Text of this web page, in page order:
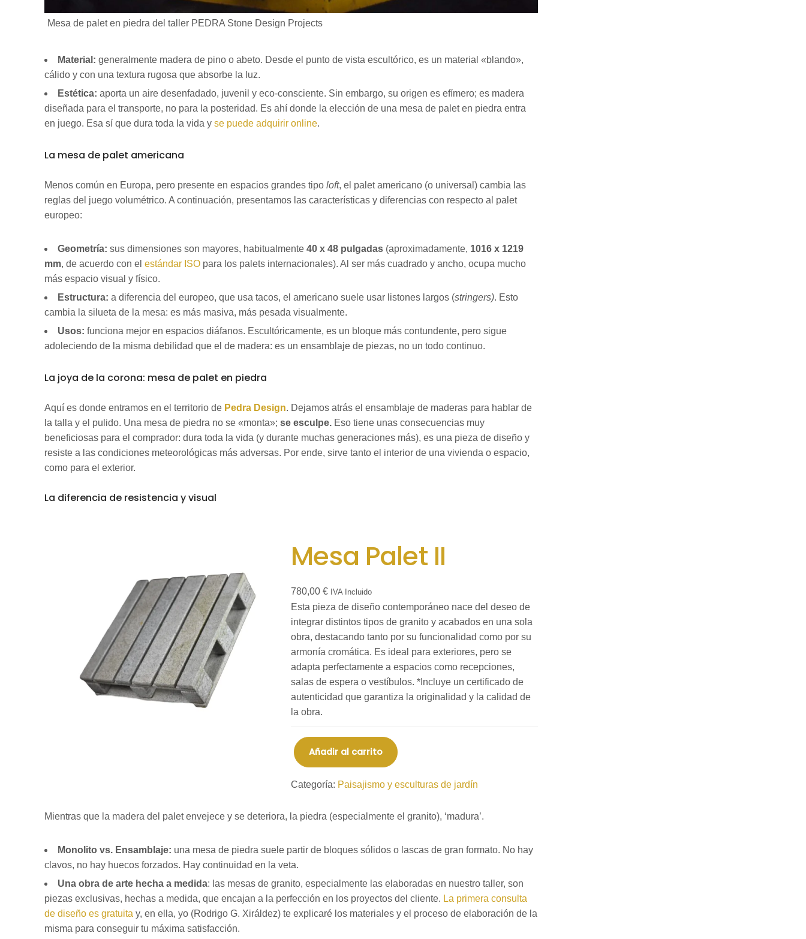
Mesa de palet en piedra del taller PEDRA Stone Design Projects
Material: generalmente madera de pino o abeto. Desde el punto de vista escultórico, es un material «blando»,
cálido y con una textura rugosa que absorbe la luz.
Estética: aporta un aire desenfadado, juvenil y eco-consciente. Sin embargo, su origen es efímero; es madera
diseñada para el transporte, no para la posteridad. Es ahí donde la elección de una mesa de palet en piedra entra
en juego. Esa sí que dura toda la vida y se puede adquirir online.
La mesa de palet americana
Menos común en Europa, pero presente en espacios grandes tipo loft, el palet americano (o universal) cambia las
reglas del juego volumétrico. A continuación, presentamos las características y diferencias con respecto al palet
europeo:
Geometría: sus dimensiones son mayores, habitualmente 40 x 48 pulgadas (aproximadamente, 1016 x 1219
mm, de acuerdo con el estándar ISO para los palets internacionales). Al ser más cuadrado y ancho, ocupa mucho
más espacio visual y físico.
Estructura: a diferencia del europeo, que usa tacos, el americano suele usar listones largos (stringers). Esto
cambia la silueta de la mesa: es más masiva, más pesada visualmente.
Usos: funciona mejor en espacios diáfanos. Escultóricamente, es un bloque más contundente, pero sigue
adoleciendo de la misma debilidad que el de madera: es un ensamblaje de piezas, no un todo continuo.
La joya de la corona: mesa de palet en piedra
Aquí es donde entramos en el territorio de Pedra Design. Dejamos atrás el ensamblaje de maderas para hablar de
la talla y el pulido. Una mesa de piedra no se «monta»; se esculpe. Eso tiene unas consecuencias muy
beneficiosas para el comprador: dura toda la vida (y durante muchas generaciones más), es una pieza de diseño y
resiste a las condiciones meteorológicas más adversas. Por ende, sirve tanto el interior de una vivienda o espacio,
como para el exterior.
La diferencia de resistencia y visual
Mesa Palet II
780,00€ IVA Incluido
Esta pieza de diseño contemporáneo nace del deseo de
integrar distintos tipos de granito y acabados en una sola
obra, destacando tanto por su funcionalidad como por su
armonía cromática. Es ideal para exteriores, pero se
adapta perfectamente a espacios como recepciones,
salas de espera o vestíbulos. *Incluye un certificado de
autenticidad que garantiza la originalidad y la calidad de
la obra.
Añadir al carrito
Categoría: Paisajismo y esculturas de jardín
Mientras que la madera del palet envejece y se deteriora, la piedra (especialmente el granito), ‘madura’.
Monolito vs. Ensamblaje: una mesa de piedra suele partir de bloques sólidos o lascas de gran formato. No hay
clavos, no hay huecos forzados. Hay continuidad en la veta.
Una obra de arte hecha a medida: las mesas de granito, especialmente las elaboradas en nuestro taller, son
piezas exclusivas, hechas a medida, que encajan a la perfección en los proyectos del cliente. La primera consulta
de diseño es gratuita y, en ella, yo (Rodrigo G. Xiráldez) te explicaré los materiales y el proceso de elaboración de la
misma para conseguir tu máxima satisfacción.